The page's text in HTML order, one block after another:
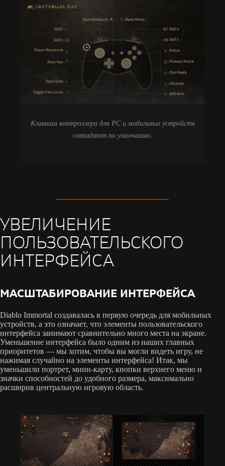
Клавиши контроллера для PC и мобильных устройств
совпадают по умолчанию.
УВЕЛИЧЕНИЕ
ПОЛЬЗОВАТЕЛЬСКОГО
ИНТЕРФЕЙСА
МАСШТАБИРОВАНИЕ ИНТЕРФЕЙСА
Diablo Immortal создавалась в первую очередь для мобильных
устройств, а это означает, что элементы пользовательского
интерфейса занимают сравнительно много места на экране.
Уменьшение интерфейса было одним из наших главных
приоритетов — мы хотим, чтобы вы могли видеть игру, не
нажимая случайно на элементы интерфейса! Итак, мы
уменьшили портрет, мини-карту, кнопки верхнего меню и
значки способностей до удобного размера, максимально
расширив центральную игровую область.